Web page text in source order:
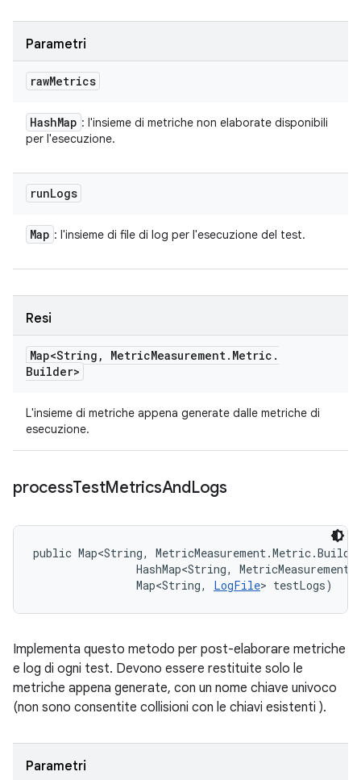
Parametri
rawMetrics
HashMap : l'insieme di metriche non elaborate disponibili
per l'esecuzione.
runLogs
Map : l'insieme di file di log per l'esecuzione del test.
Resi
Map<String , MetricMeasurement. Metric .
Builder>
L'insieme di metriche appena generate dalle metriche di
esecuzione.
processTestMetricsAndLogs
public Map<String,
HashMap<String,
                Map<String,
LogFile> testLogs)
Implementa questo metodo per post-elaborare metriche
e log di ogni test. Devono essere restituite solo le
metriche appena generate, con un nome chiave univoco
(non sono consentite collisioni con le chiavi esistenti ).
Parametri